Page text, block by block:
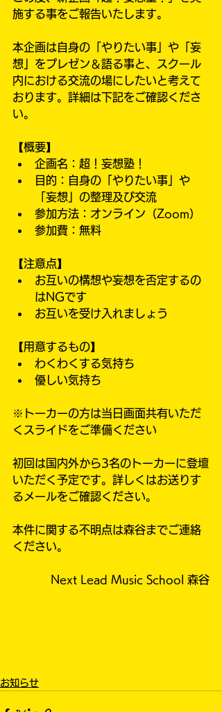
施する事をご報告いたします。
本企画は自身の「やりたい事」や「妄
想」をプレゼン＆語る事と、スクール
内における交流の場にしたいと考えて
おります。詳細は下記をご確認くださ
い。
【概要】
企画名：超！妄想塾！
目的：自身の「やりたい事」や
「妄想」の整理及び交流
参加方法：オンライン（Zoom）
参加費：無料
【注意点】
お互いの構想や妄想を否定するの
はNGです
お互いを受け入れましょう
【用意するもの】
わくわくする気持ち
優しい気持ち
※トーカーの方は当日画面共有いただ
くスライドをご準備ください
初回は国内外から3名のトーカーに登壇
いただく予定です。詳しくはお送りす
るメールをご確認ください。
本件に関する不明点は森谷までご連絡
ください。
Next Lead Music School 森谷
お知らせ